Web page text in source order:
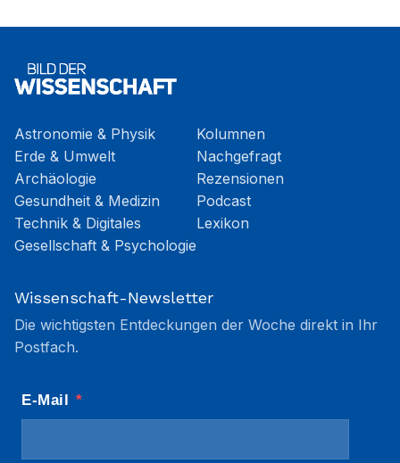
Astronomie & Physik
Erde & Umwelt
Archäologie
Gesundheit & Medizin
Technik & Digitales
Gesellschaft & Psychologie
Kolumnen
Nachgefragt
Rezensionen
Podcast
Lexikon
Wissenschaft-Newsletter
Die wichtigsten Entdeckungen der Woche direkt in Ihr
Postfach.